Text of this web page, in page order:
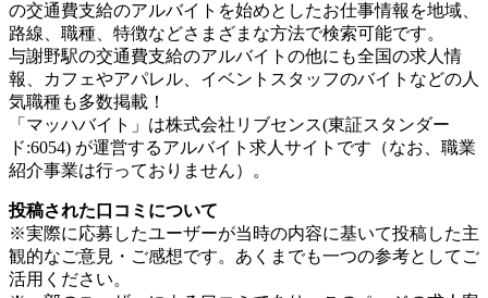
の交通費支給のアルバイトを始めとしたお仕事情報を地域、
路線、職種、特徴などさまざまな方法で検索可能です。
与謝野駅の交通費支給のアルバイトの他にも全国の求人情
報、カフェやアパレル、イベントスタッフのバイトなどの人
気職種も多数掲載！
「マッハバイト」は株式会社リブセンス(東証スタンダー
ド:6054) が運営するアルバイト求人サイトです（なお、職業
紹介事業は行っておりません）。
投稿された口コミについて
※実際に応募したユーザーが当時の内容に基いて投稿した主
観的なご意見・ご感想です。あくまでも一つの参考としてご
活用ください。